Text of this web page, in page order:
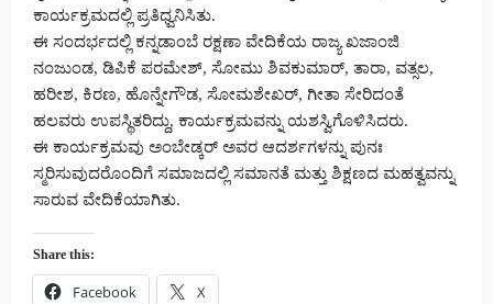
ಕಾರ್ಯಕ್ರಮದಲ್ಲಿ ಪ್ರತಿಧ್ವನಿಸಿತು.
ಈ ಸಂದರ್ಭದಲ್ಲಿ ಕನ್ನಡಾಂಬೆ ರಕ್ಷಣಾ ವೇದಿಕೆಯ ರಾಜ್ಯ ಖಜಾಂಜಿ
ನಂಜುಂಡ, ಡಿಪಿಕೆ ಪರಮೇಶ್, ಸೋಮು ಶಿವಕುಮಾರ್, ತಾರಾ, ವತ್ಸಲ,
ಹರೀಶ, ಕಿರಣ, ಹೊನ್ನೇಗೌಡ, ಸೋಮಶೇಖರ್, ಗೀತಾ ಸೇರಿದಂತೆ
ಹಲವರು ಉಪಸ್ಥಿತರಿದ್ದು, ಕಾರ್ಯಕ್ರಮವನ್ನು ಯಶಸ್ವಿಗೊಳಿಸಿದರು.
ಈ ಕಾರ್ಯಕ್ರಮವು ಅಂಬೇಡ್ಕರ್ ಅವರ ಆದರ್ಶಗಳನ್ನು ಪುನಃ
ಸ್ಮರಿಸುವುದರೊಂದಿಗೆ ಸಮಾಜದಲ್ಲಿ ಸಮಾನತೆ ಮತ್ತು ಶಿಕ್ಷಣದ ಮಹತ್ವವನ್ನು
ಸಾರುವ ವೇದಿಕೆಯಾಗಿತು.
Share this:
Facebook X